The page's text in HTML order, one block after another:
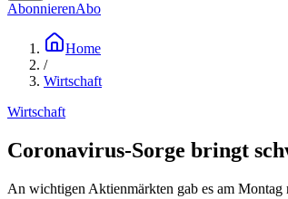
AbonnierenAbo
Home
/
Wirtschaft
Wirtschaft
Coronavirus-Sorge bringt
An wichtigen Aktienmärkten gab es am